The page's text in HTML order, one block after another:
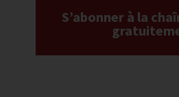
S’abonner à la